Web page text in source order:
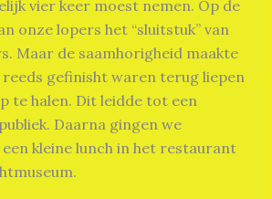
vier keer moest nemen. Op de
onze lopers het “sluitstuk” van
Maar de saamhorigheid maakte
gefinisht waren terug liepen
te halen. Dit leidde tot een
Daarna gingen we
kleine lunch in het restaurant